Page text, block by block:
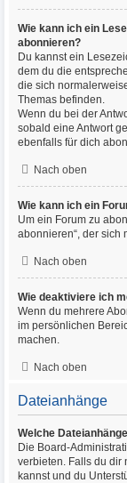
Wie kann ich ein
abonnieren?
Du kannst ein
dem du die
die sich
Themas befinden.
Wenn du bei der
sobald eine Antwort
ebenfalls für dich
Nach oben
Wie kann ich ein
Um ein Forum zu
abonnieren“, der sich
Nach oben
Wie deaktiviere ich
Wenn du mehrere
im persönlichen
machen.
Nach oben
Dateianhänge
Welche
Die Board-
verbieten. Falls du dir
kannst und du